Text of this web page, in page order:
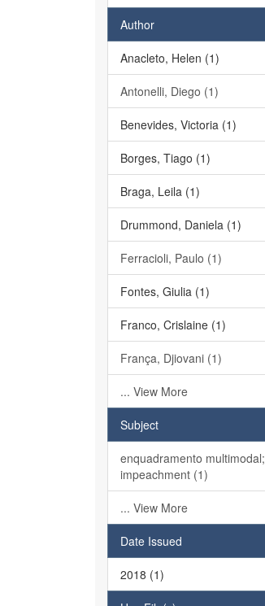
Author
Anacleto, Helen (1)
Antonelli, Diego (1)
Benevides, Victoria (1)
Borges, Tiago (1)
Braga, Leila (1)
Drummond, Daniela (1)
Ferracioli, Paulo (1)
Fontes, Giulia (1)
Franco, Crislaine (1)
França, Djiovani (1)
... View More
Subject
enquadramento multimodal;
impeachment (1)
... View More
Date Issued
2018 (1)